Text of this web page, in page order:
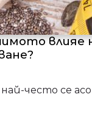
влияе
често се